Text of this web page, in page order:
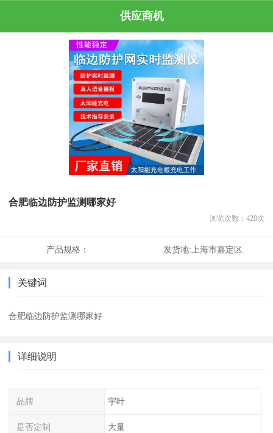
供应商机
合肥临边防护监测哪家好
浏览次数： 428次
产品规格： 发货地:上海市嘉定区
关键词
合肥临边防护监测哪家好
详细说明
品牌 宇叶
是否定制 大量